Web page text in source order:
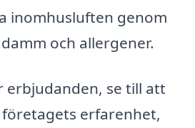
inomhusluften genom
och allergener.
erbjudanden, se till att
erfarenhet,